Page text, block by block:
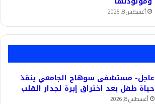
أغسطس 8, 2026
عاجل- مستشفى سوهاج الجامعي ينقذ
حياة طفل بعد اختراق إبرة لجدار القلب
أغسطس 8, 2026